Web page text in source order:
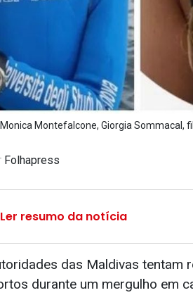
Monica Montefalcone, Giorgia
Folhapress
Ler resumo da notícia
das Maldivas tentam
durante um mergulho em